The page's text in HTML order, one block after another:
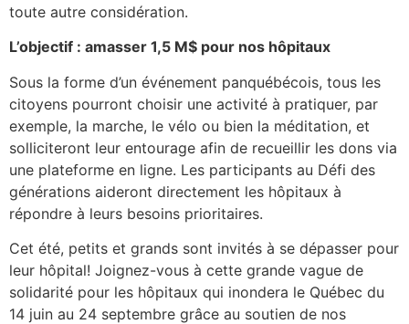
toute autre considération.
L’objectif : amasser 1,5 M$ pour nos hôpitaux
Sous la forme d’un événement panquébécois, tous les
citoyens pourront choisir une activité à pratiquer, par
exemple, la marche, le vélo ou bien la méditation, et
solliciteront leur entourage afin de recueillir les dons via
une plateforme en ligne. Les participants au Défi des
générations aideront directement les hôpitaux à
répondre à leurs besoins prioritaires.
Cet été, petits et grands sont invités à se dépasser pour
leur hôpital! Joignez-vous à cette grande vague de
solidarité pour les hôpitaux qui inondera le Québec du
14 juin au 24 septembre grâce au soutien de nos